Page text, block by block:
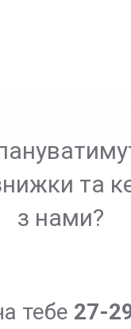
та
з нами?
тебе 27-